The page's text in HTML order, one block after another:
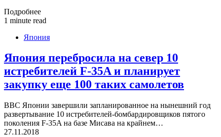
Подробнее
1 minute read
Япония
Япония перебросила на север 10
истребителей F-35A и планирует
закупку еще 100 таких самолетов
ВВС Японии завершили запланированное на нынешний год
развертывание 10 истребителей-бомбардировщиков пятого
поколения F-35A на базе Мисава на крайнем…
27.11.2018